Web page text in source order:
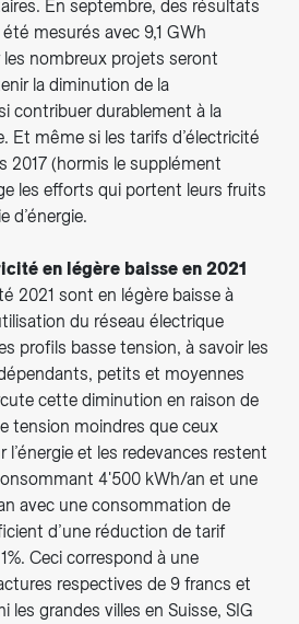
En septembre, des résultats
mesurés avec 9,1 GWh
les nombreux projets seront
la diminution de la
contribuer durablement à la
Et même si les tarifs d’électricité
2017 (hormis le supplément
les efforts qui portent leurs fruits
d’énergie.
en légère baisse en 2021
2021 sont en légère baisse à
du réseau électrique
profils basse tension, à savoir les
petits et moyennes
cette diminution en raison de
tension moindres que ceux
et les redevances restent
4'500 kWh/an et une
avec une consommation de
d’une réduction de tarif
Ceci correspond à une
respectives de 9 francs et
les grandes villes en Suisse, SIG